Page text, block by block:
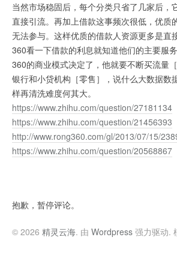
当然市场稳固后，每个分类只省了几家后，
直接引流。再加上借款这事频次很低，优质
无法参与。这样优质的借款人资源更多是直
360看一下借款的利息就知道他们的主要服
360的商业模式决定了，他就要不断买流量
银行和小贷机构［零售］，说什么大数据数
样再清洗难度何其大。
https://www.zhihu.com/question/27181134
https://www.zhihu.com/question/21456393
http://www.rong360.com/gl/2013/07/15/
https://www.zhihu.com/question/20568867
抱歉，暂停评论。
© 2026 精灵云海. 由 Wordpress 强力驱动.